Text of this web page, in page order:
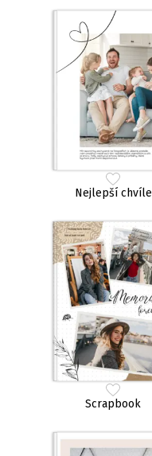
Nejlepší chvíle
Scrapbook